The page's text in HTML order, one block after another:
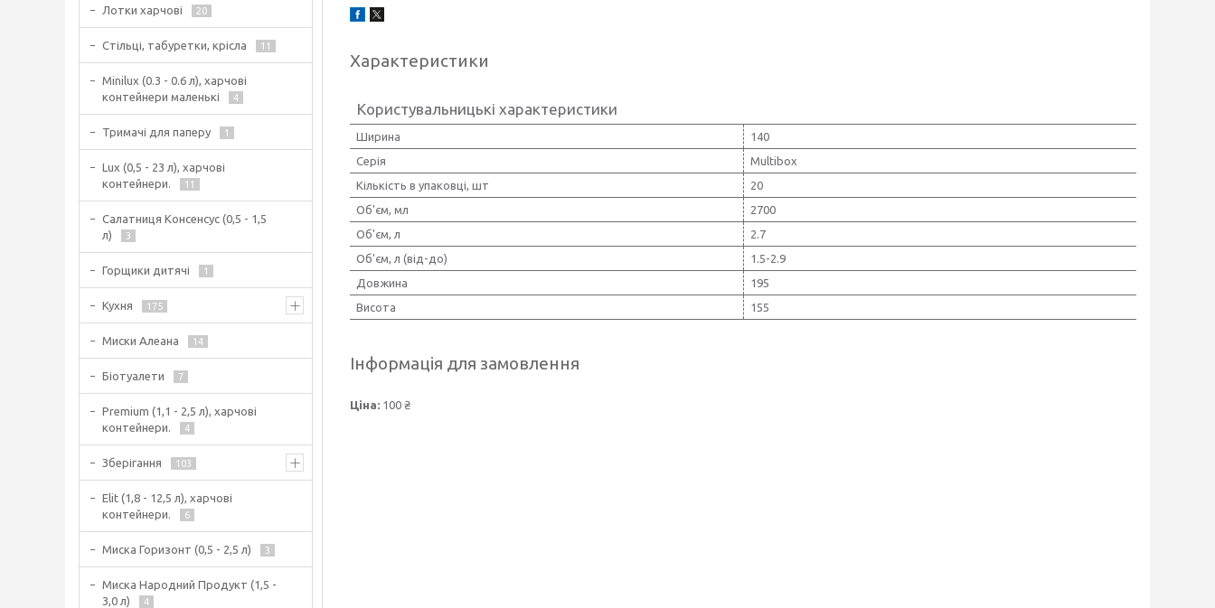
Характеристики
Користувальницькі характеристики
Ширина
140
Серія
Multibox
Кількість в упаковці, шт
20
Об'єм, мл
2700
Об'єм, л
2.7
Об'єм, л (від-до)
1.5-2.9
Довжина
195
Висота
155
Інформація для замовлення
Ціна: 100 ₴
Лотки харчові 20
Стільці, табуретки, крісла 11
Minilux (0.3 - 0.6 л), харчові
контейнери маленькі
4
Тримачі для паперу 1
Lux (0,5 - 23 л), харчові
контейнери.
11
Салатниця Консенсус (0,5 - 1,5
л)
3
Горщики дитячі 1
Кухня 175
Миски Алеана 14
Біотуалети 7
Premium (1,1 - 2,5 л), харчові
контейнери.
4
Зберігання 103
Elit (1,8 - 12,5 л), харчові
контейнери.
6
Миска Горизонт (0,5 - 2,5 л) 3
Миска Народний Продукт (1,5 -
3,0 л)
4